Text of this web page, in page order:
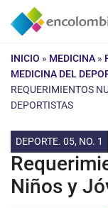
Saltar
INICIO » MEDICINA »
MEDICINA DEL
REQUERIMIENTOS
DEPORTISTAS
DEPORTE. 05, NO. 1
Niños y